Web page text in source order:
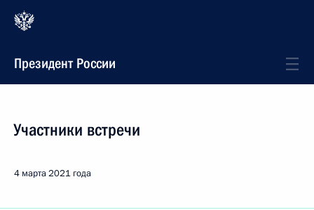
Президент России
Участники встречи
4 марта 2021 года